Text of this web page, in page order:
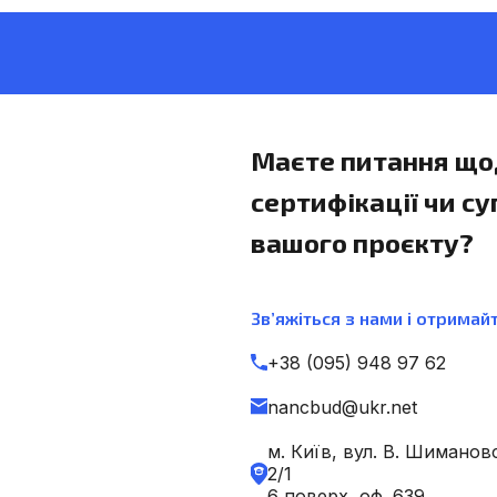
Маєте питання
сертифікації чи
вашого проєкту?
Зв’яжіться з нами і
+38 (095) 948 97 62
nancbud@ukr.net
м. Київ, вул. В.
2/1